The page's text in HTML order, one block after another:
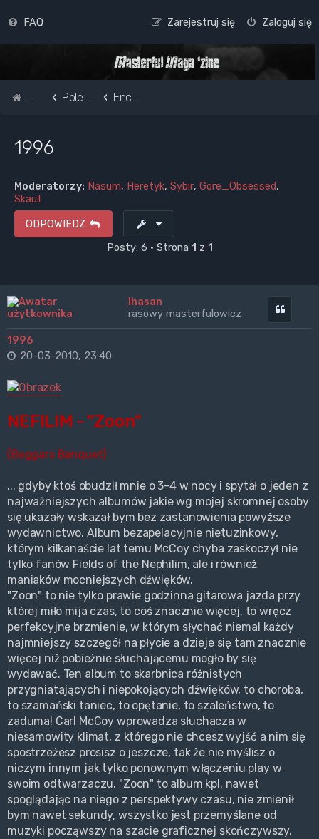
FAQ Zaloguj się
Zarejestruj się
Strona główna
Pole do popisu... Encyklopedia Masterfula
1996
Moderatorzy: Nasum, Heretyk, Sybir, Gore_Obsessed,
Skaut
ODPOWIEDZ
Posty: 6 • Strona 1 z 1
Ihasan
rasowy masterfulowicz
1996
20-03-2010, 23:40
NEFILIM - "Zoon"
(Beggars Banquet)
... gdyby ktoś obudził mnie o 3-4 w nocy i spytał o jeden z
najważniejszych albumów jakie wg mojej skromnej osoby
się ukazały wskazał bym bez zastanowienia powyższe
wydawnictwo. Album bezapelacyjnie nietuzinkowy,
którym kilkanaście lat temu McCoy chyba zaskoczył nie
tylko fanów Fields of the Nephilim, ale i również
maniaków mocniejszych dźwięków.
"Zoon" to nie tylko prawie godzinna gitarowa jazda przy
której miło mija czas, to coś znacznie więcej, to wręcz
perfekcyjne brzmienie, w którym słychać niemal każdy
najmniejszy szczegół na płycie a dzieje się tam znacznie
więcej niż pobieżnie słuchającemu mogło by się
wydawać. Ten album to skarbnica różnistych
przygniatających i niepokojących dźwięków, to choroba,
to szamański taniec, to opętanie, to szaleństwo, to
zaduma! Carl McCoy wprowadza słuchacza w
niesamowity klimat, z którego nie chcesz wyjść a nim się
spostrzeżesz prosisz o jeszcze, tak że nie myślisz o
niczym innym jak tylko ponownym włączeniu play w
swoim odtwarzaczu. "Zoon" to album kpl. nawet
spoglądając na niego z perspektywy czasu, nie zmienił
bym nawet sekundy, wszystko jest przemyślane od
muzyki począwszy na szacie graficznej skończywszy.